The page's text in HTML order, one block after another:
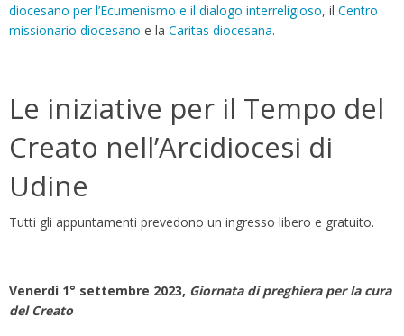
diocesano per l’Ecumenismo e il dialogo interreligioso, il Centro
missionario diocesano e la Caritas diocesana.
Le iniziative per il Tempo del
Creato nell’Arcidiocesi di
Udine
Tutti gli appuntamenti prevedono un ingresso libero e gratuito.
Venerdì 1° settembre 2023, Giornata di preghiera per la cura
del Creato